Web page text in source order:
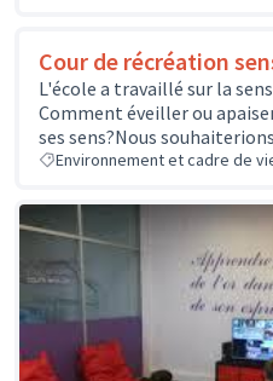
Cour de récréation
L'école a travaillé sur la
Comment éveiller ou
ses sens?Nous
Environnement et cadre de